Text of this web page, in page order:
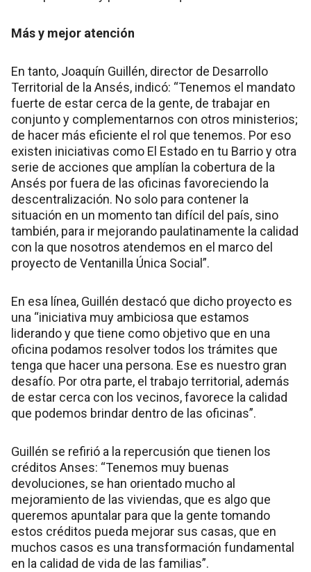
Más y mejor atención
En tanto, Joaquín Guillén, director de Desarrollo
Territorial de la Ansés, indicó: “Tenemos el mandato
fuerte de estar cerca de la gente, de trabajar en
conjunto y complementarnos con otros ministerios;
de hacer más eficiente el rol que tenemos. Por eso
existen iniciativas como El Estado en tu Barrio y otra
serie de acciones que amplían la cobertura de la
Ansés por fuera de las oficinas favoreciendo la
descentralización. No solo para contener la
situación en un momento tan difícil del país, sino
también, para ir mejorando paulatinamente la calidad
con la que nosotros atendemos en el marco del
proyecto de Ventanilla Única Social”.
En esa línea, Guillén destacó que dicho proyecto es
una “iniciativa muy ambiciosa que estamos
liderando y que tiene como objetivo que en una
oficina podamos resolver todos los trámites que
tenga que hacer una persona. Ese es nuestro gran
desafío. Por otra parte, el trabajo territorial, además
de estar cerca con los vecinos, favorece la calidad
que podemos brindar dentro de las oficinas”.
Guillén se refirió a la repercusión que tienen los
créditos Anses: “Tenemos muy buenas
devoluciones, se han orientado mucho al
mejoramiento de las viviendas, que es algo que
queremos apuntalar para que la gente tomando
estos créditos pueda mejorar sus casas, que en
muchos casos es una transformación fundamental
en la calidad de vida de las familias”.